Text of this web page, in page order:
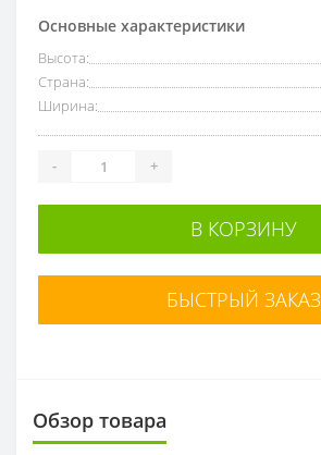
Основные характеристики
Высота:
Страна:
Ширина:
- +
В КОРЗИНУ
БЫСТРЫЙ ЗАКАЗ
Обзор товара